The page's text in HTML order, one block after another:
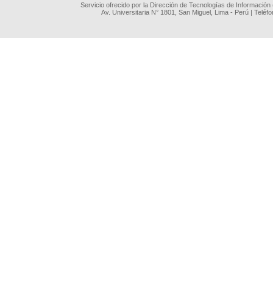
Servicio ofrecido por la Dirección de Tecnologías de
Av. Universitaria N° 1801, San Miguel, Lima - Perú |